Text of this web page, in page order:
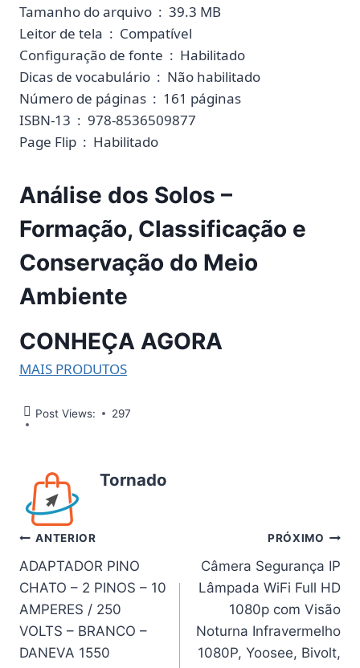
Tamanho do arquivo ‏ : ‎ 39.3 MB
Leitor de tela ‏ : ‎ Compatível
Configuração de fonte ‏ : ‎ Habilitado
Dicas de vocabulário ‏ : ‎ Não habilitado
Número de páginas ‏ : ‎ 161 páginas
ISBN-13 ‏ : ‎ 978-8536509877
Page Flip ‏ : ‎ Habilitado
Análise dos Solos –
Formação, Classificação e
Conservação do Meio
Ambiente
CONHEÇA AGORA
MAIS PRODUTOS
Post Views: 297
Tornado
Navegação
de
Post
ANTERIOR
ADAPTADOR PINO
CHATO – 2 PINOS – 10
AMPERES / 250
VOLTS – BRANCO –
DANEVA 1550
PRÓXIMO
Câmera Segurança IP
Lâmpada WiFi Full HD
1080p com Visão
Noturna Infravermelho
1080P, Yoosee, Bivolt,